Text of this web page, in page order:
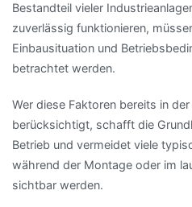
Bestandteil vieler
zuverlässig funktionieren,
Einbausituation und
betrachtet werden.
Wer diese Faktoren bereits in
berücksichtigt, schafft die
Betrieb und vermeidet viele
während der Montage oder im
sichtbar werden.